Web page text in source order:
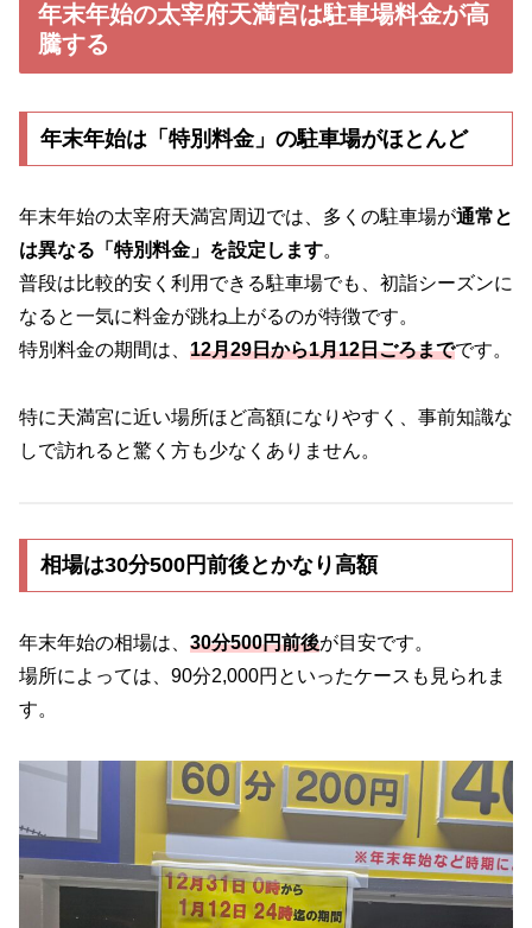
年末年始の太宰府天満宮は駐車場料金が高
騰する
年末年始は「特別料金」の駐車場がほとんど
年末年始の太宰府天満宮周辺では、多くの駐車場が通常と
は異なる「特別料金」を設定します。
普段は比較的安く利用できる駐車場でも、初詣シーズンに
なると一気に料金が跳ね上がるのが特徴です。
特別料金の期間は、 12月29日から1月12日ごろまでです。
特に天満宮に近い場所ほど高額になりやすく、事前知識な
しで訪れると驚く方も少なくありません。
相場は30分500円前後とかなり高額
年末年始の相場は、 30分500円前後が目安です。
場所によっては、90分2,000円といったケースも見られま
す。